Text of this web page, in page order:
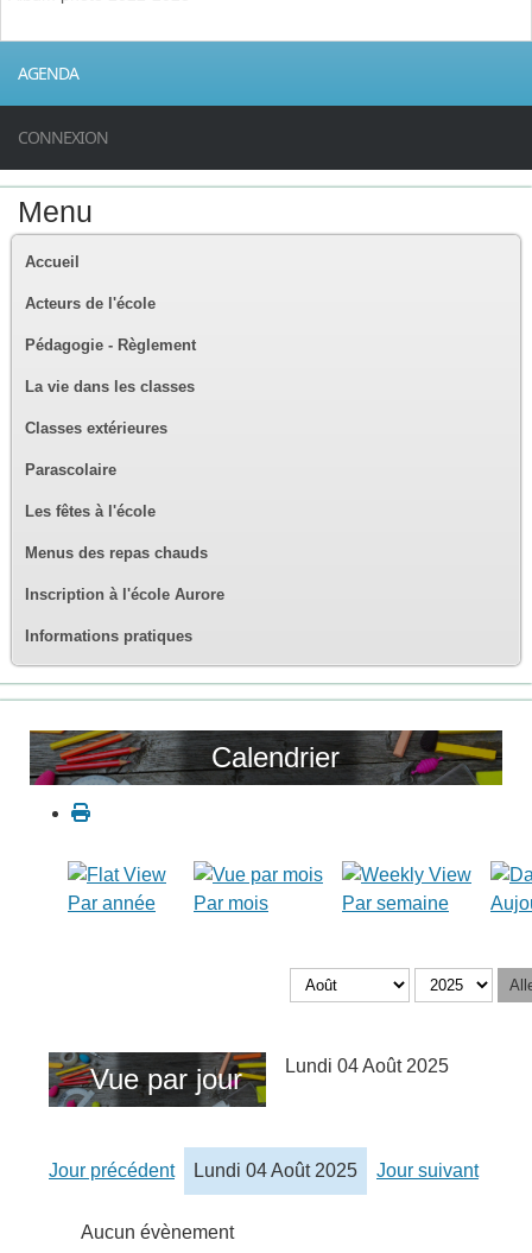
AGENDA
CONNEXION
Menu
Accueil
Acteurs de l'école
Pédagogie - Règlement
La vie dans les classes
Classes extérieures
Parascolaire
Les fêtes à l'école
Menus des repas chauds
Inscription à l'école Aurore
Informations pratiques
Calendrier
Par année Par mois Par semaine
Vue par jour Lundi 04 Août 2025
Jour précédent Lundi 04 Août 2025 Jour suivant
Aucun évènement